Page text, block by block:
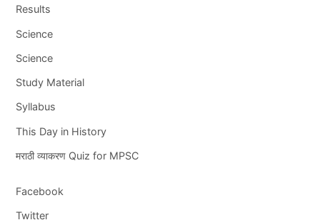
Results
Science
Science
Study Material
Syllabus
This Day in History
मराठी व्याकरण Quiz for MPSC
Facebook
Twitter